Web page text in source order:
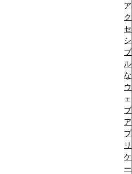
ア
ク
セ
シ
ブ
ル
な
ウ
ェ
ブ
ア
プ
リ
ケ
ー